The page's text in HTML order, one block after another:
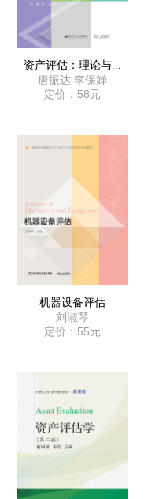
资产评估：理论与...
唐振达 李保婵
定价：58元
机器设备评估
刘淑琴
定价：55元